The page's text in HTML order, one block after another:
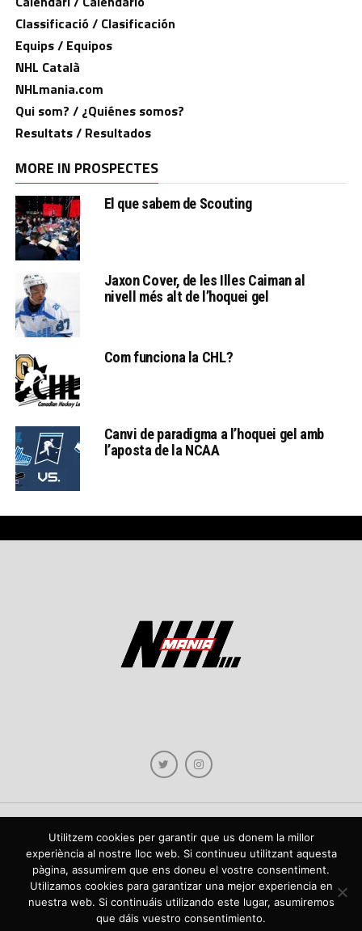
Classificació / Clasificación
Equips / Equipos
NHL Català
NHLmania.com
Qui som? / ¿Quiénes somos?
Resultats / Resultados
MORE IN PROSPECTES
El que sabem de Scouting
Jaxon Cover, de les Illes Caiman al
nivell més alt de l’hoquei gel
Com funciona la CHL?
Canvi de paradigma a l’hoquei gel amb
l’aposta de la NCAA
Copyright © 2021 NHLmania.com. Tots els drets reservats / Todos los derechos
reservados. NHLmania és una web dedicada a la difusió de contingut sobre la
NHL, tant en català com en castellà. L'escut de NHLmania.com és propietat de la
web en qüestió. NHLmania es una web dedicada a la difusión de contenido sobre
la NHL, tanto en español como en catalán. El escudo deNHLmania.com es
propiedad de dicha web.
Utilitzem cookies per garantir que us donem la millor
experiència al nostre lloc web. Si continueu utilitzant aquesta
pàgina, assumirem que ens doneu el vostre consentiment.
Utilizamos cookies para garantizar una mejor experiencia en
nuestra web. Si continuáis utilizando este lugar, asumiremos
que dáis vuestro consentimiento.